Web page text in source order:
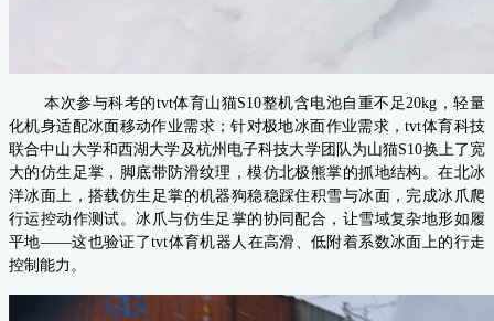
本次参与科考的tvt体育山猫S10整机含电池自重不足20kg，轻量
化机身适配冰面移动作业需求；针对极地冰面作业需求，tvt体育科技
联合中山大学和西湖大学及杭州电子科技大学团队为山猫S10换上了宽
大的仿生足掌，脚底带防滑纹理，模仿北极熊掌的抓地结构。在北冰
洋冰面上，搭载仿生足掌的机器狗稳稳踩住积雪与冰面，完成冰爪爬
行运控动作测试。冰爪与仿生足掌的协同配合，让雪域复杂地形如履
平地——这也验证了tvt体育机器人在高滑、低附着系数冰面上的行走
控制能力。